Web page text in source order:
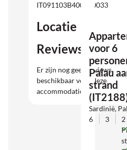
IT091103B4000E0033
Locatie
Reviews
Er zijn nog geen reviews
beschikbaar voor deze
accommodatie.
voor 6
Palau
strand
Sardinië,
6
3 2